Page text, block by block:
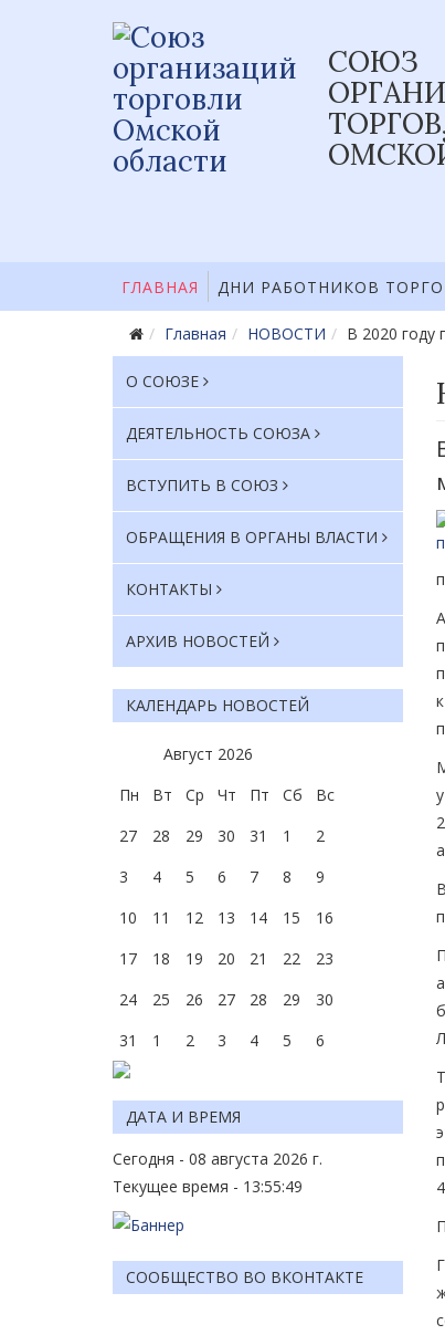
СОЮЗ
ГЛАВНАЯ ДНИ РАБОТНИКОВ
Главная НОВОСТИ В 2020 году
О СОЮЗЕ
ДЕЯТЕЛЬНОСТЬ СОЮЗА
ВСТУПИТЬ В СОЮЗ
ОБРАЩЕНИЯ В ОРГАНЫ ВЛАСТИ
КОНТАКТЫ
АРХИВ НОВОСТЕЙ
КАЛЕНДАРЬ НОВОСТЕЙ
Август 2026
Пн
Вт Ср Чт Пт Сб
Вс
27
28 29 30 31 1
2
3
4 5 6 7 8
9
10
11 12 13 14 15
16
17
18 19 20 21 22
23
24
25 26 27 28 29
30
31
1 2 3 4 5 6
ДАТА И ВРЕМЯ
Сегодня - 08 августа 2026 г.
Текущее время - 13:55:49
СООБЩЕСТВО ВО ВКОНТАКТЕ